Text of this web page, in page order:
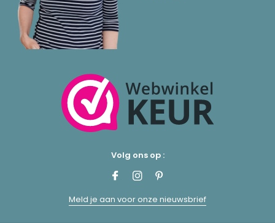
Volg ons op :
Meld je aan voor onze nieuwsbrief